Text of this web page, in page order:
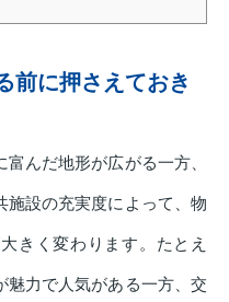
前に押さえておき
んだ地形が広がる一方、
施設の充実度によって、物
きく変わります。たとえ
魅力で人気がある一方、交